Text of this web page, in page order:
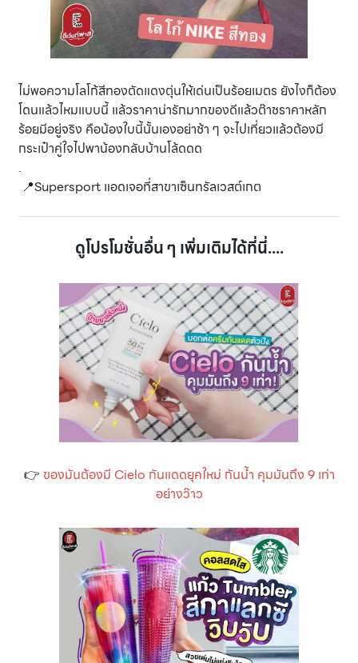
ไม่พอความโลโก้สีทองตัดแดงตุ่นให้เด่นเป็นร้อยเมตร ยังไงก็ต้อง
โดนแล้วไหมแบบนี้ แล้วราคาน่ารักมากของดีแล้วต๊าชราคาหลัก
ร้อยมีอยู่จริง คือน้องใบนี้นั้นเองอย่าช้า ๆ จะไปเที่ยวแล้วต้องมี
กระเป๋าคู่ใจไปพาน้องกลับบ้านโล้ดดด
.
📍Supersport แอดเจอที่สาขาเซ็นทรัลเวสต์เกต
ดูโปรโมชั่นอื่น ๆ เพิ่มเติมได้ที่นี่....
👉 ของมันต้องมี Cielo กันแดดยุคใหม่ กันน้ำ คุมมันถึง 9 เท่า
อย่างว๊าว